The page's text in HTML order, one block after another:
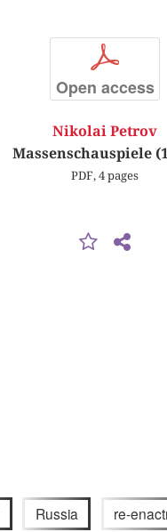
p
Open access
Nikolai Petrov
Massenschauspiele
PDF, 4 pages
Russia re-